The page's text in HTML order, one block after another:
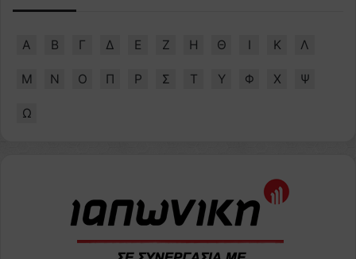
Α Β Γ Δ Ε Ζ Η Θ Ι Κ Λ
Μ Ν Ο Π Ρ Σ Τ Υ Φ Χ Ψ
Ω